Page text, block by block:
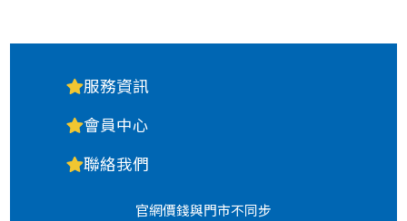
服務資訊
會員中心
聯絡我們
官網價錢與門市不同步